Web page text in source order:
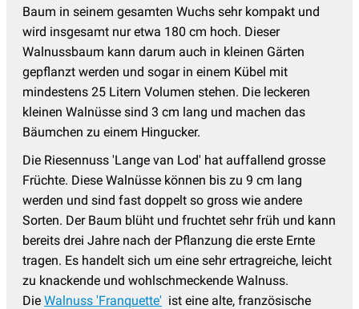
Baum in seinem gesamten Wuchs sehr kompakt und
wird insgesamt nur etwa 180 cm hoch. Dieser
Walnussbaum kann darum auch in kleinen Gärten
gepflanzt werden und sogar in einem Kübel mit
mindestens 25 Litern Volumen stehen. Die leckeren
kleinen Walnüsse sind 3 cm lang und machen das
Bäumchen zu einem Hingucker.
Die Riesennuss 'Lange van Lod' hat auffallend grosse
Früchte. Diese Walnüsse können bis zu 9 cm lang
werden und sind fast doppelt so gross wie andere
Sorten. Der Baum blüht und fruchtet sehr früh und kann
bereits drei Jahre nach der Pflanzung die erste Ernte
tragen. Es handelt sich um eine sehr ertragreiche, leicht
zu knackende und wohlschmeckende Walnuss.
Die Walnuss 'Franquette' ist eine alte, französische